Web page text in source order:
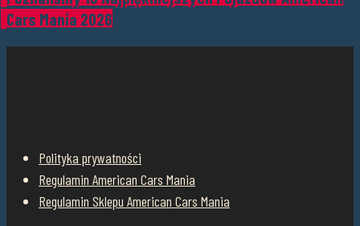
Cars Mania 2026
Polityka prywatności
Regulamin American Cars Mania
Regulamin Sklepu American Cars Mania